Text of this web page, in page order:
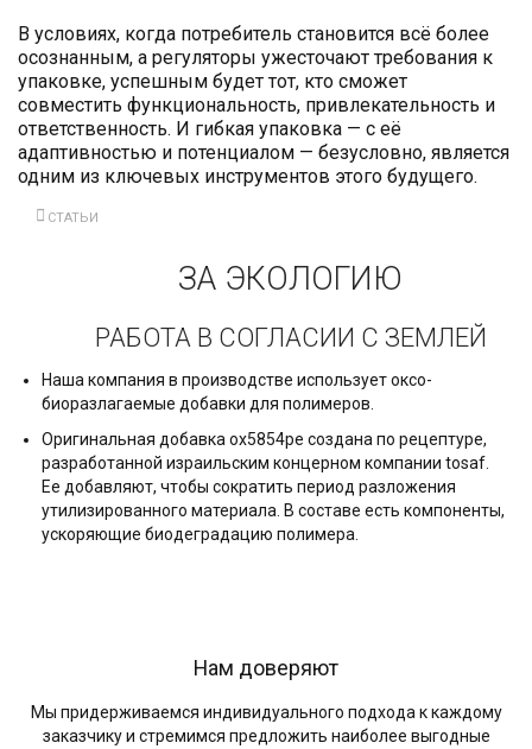
В условиях, когда потребитель становится всё более
осознанным, а регуляторы ужесточают требования к
упаковке, успешным будет тот, кто сможет
совместить функциональность, привлекательность и
ответственность. И гибкая упаковка — с её
адаптивностью и потенциалом — безусловно, является
одним из ключевых инструментов этого будущего.
СТАТЬИ
ЗА ЭКОЛОГИЮ
РАБОТА В СОГЛАСИИ С ЗЕМЛЕЙ
Наша компания в производстве использует оксо-
биоразлагаемые добавки для полимеров.
Оригинальная добавка ox5854pe создана по рецептуре,
разработанной израильским концерном компании tosaf.
Ее добавляют, чтобы сократить период разложения
утилизированного материала. В составе есть компоненты,
ускоряющие биодеградацию полимера.
Нам доверяют
Мы придерживаемся индивидуального подхода к каждому
заказчику и стремимся предложить наиболее выгодные